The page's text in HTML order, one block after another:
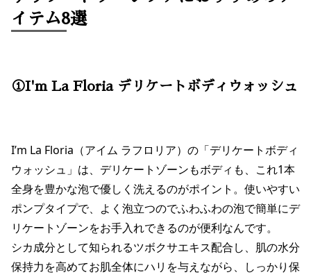
イテム8選
①I'm La Floria デリケートボディウォッシュ
I’m La Floria（アイム ラフロリア）の「デリケートボディ
ウォッシュ」は、デリケートゾーンもボディも、これ1本
全身を豊かな泡で優しく洗えるのがポイント。使いやすい
ポンプタイプで、よく泡立つのでふわふわの泡で簡単にデ
リケートゾーンをお手入れできるのが便利なんです。
シカ成分として知られるツボクサエキス配合し、肌の水分
保持力を高めてお肌全体にハリを与えながら、しっかり保